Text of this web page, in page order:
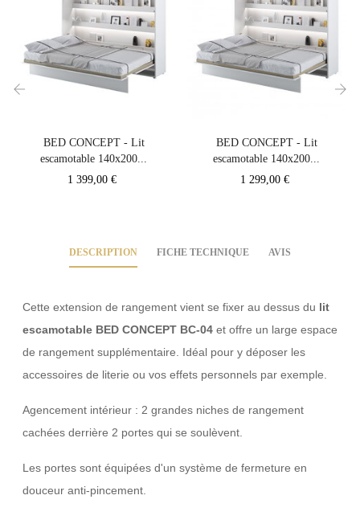
BED CONCEPT - Lit
escamotable 140x200...
Prix
1 399,00 €
BED CONCEPT - Lit
escamotable 140x200...
Prix
1 299,00 €
DESCRIPTION FICHE TECHNIQUE AVIS
Cette extension de rangement vient se fixer au dessus du lit
escamotable BED CONCEPT BC-04 et offre un large espace
de rangement supplémentaire. Idéal pour y déposer les
accessoires de literie ou vos effets personnels par exemple.
Agencement intérieur : 2 grandes niches de rangement
cachées derrière 2 portes qui se soulèvent.
Les portes sont équipées d'un système de fermeture en
douceur anti-pincement.